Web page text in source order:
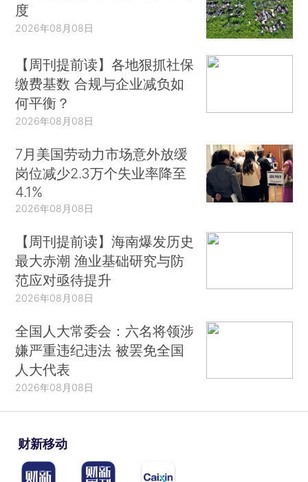
度
2026年08月08日
【周刊提前读】各地狠抓社保
缴费基数 合规与企业减负如
何平衡？
2026年08月08日
7月美国劳动力市场意外放缓
岗位减少2.3万个失业率降至
4.1%
2026年08月08日
【周刊提前读】海南爆发历史
最大赤潮 渔业基础研究与防
范应对亟待提升
2026年08月08日
全国人大常委会：六名将领涉
嫌严重违纪违法 被罢免全国
人大代表
2026年08月08日
财新移动